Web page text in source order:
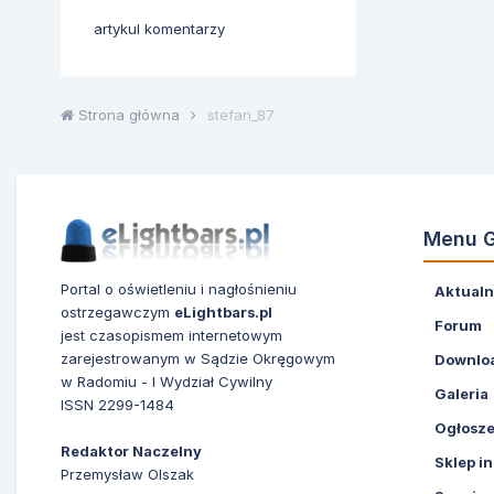
artykul komentarzy
Strona główna stefan_87
Portal o oświetleniu i nagłośnieniu
ostrzegawczym eLightbars.pl
jest czasopismem internetowym
zarejestrowanym w Sądzie Okręgowym
w Radomiu - I Wydział Cywilny
ISSN 2299-1484
Redaktor Naczelny
Przemysław Olszak
Menu
Forum
Galeria
Sklep